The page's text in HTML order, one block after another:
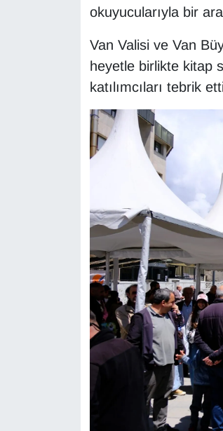
okuyucularıyla bir
Van Valisi ve Van
heyetle birlikte kitap
katılımcıları tebrik
Kamu Alımları
Kim Kimdir?
Kültür & Sanat
MAGAZİN
ONE EKONOMİ
POLİTİKA